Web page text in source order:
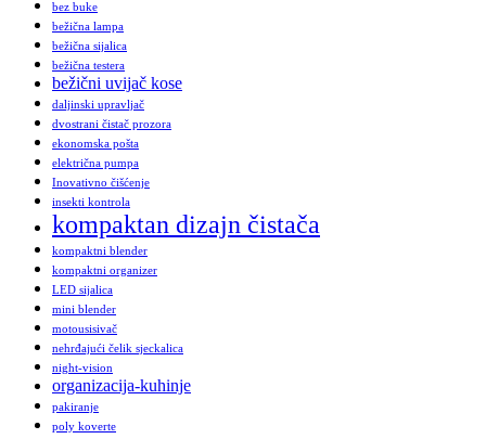
bez buke
bežična lampa
bežična sijalica
bežična testera
bežični uvijač kose
daljinski upravljač
dvostrani čistač prozora
ekonomska pošta
električna pumpa
Inovativno čišćenje
insekti kontrola
kompaktan dizajn čistača
kompaktni blender
kompaktni organizer
LED sijalica
mini blender
motousisivač
nehrđajući čelik sjeckalica
night-vision
organizacija-kuhinje
pakiranje
poly koverte